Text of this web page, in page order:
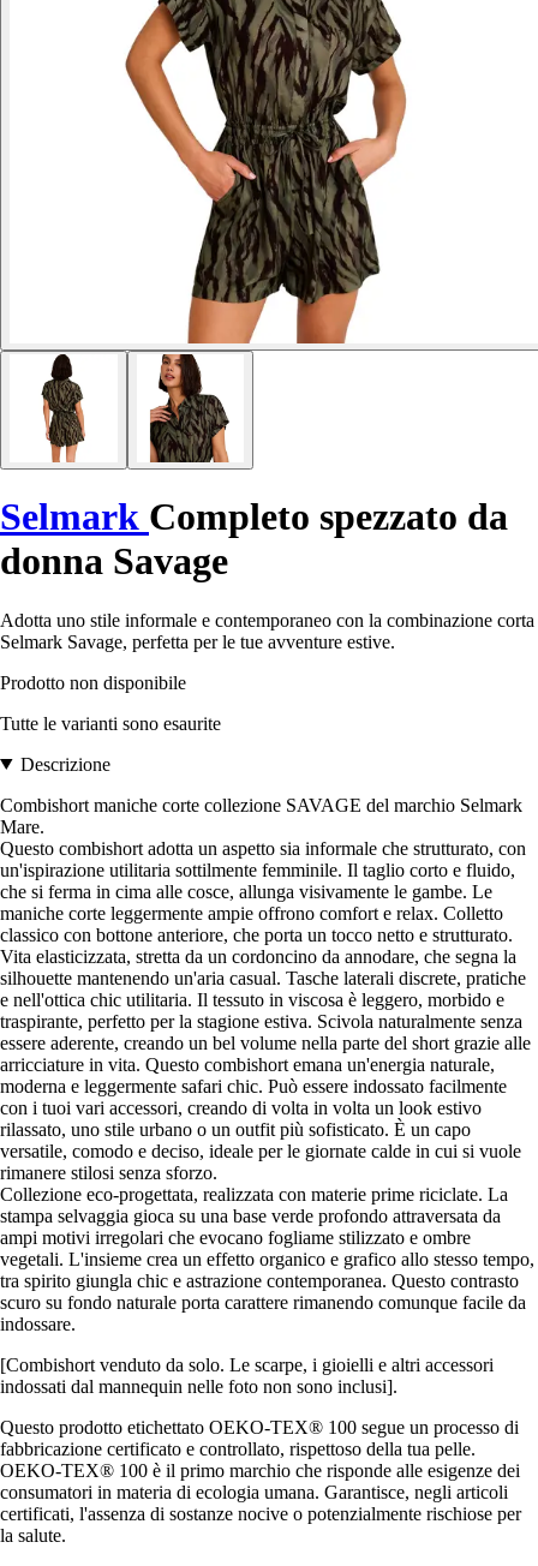
Selmark Completo spezzato da
donna Savage
Adotta uno stile informale e contemporaneo con la combinazione corta
Selmark Savage, perfetta per le tue avventure estive.
Prodotto non disponibile
Tutte le varianti sono esaurite
Descrizione
Combishort maniche corte collezione SAVAGE del marchio Selmark
Mare.
Questo combishort adotta un aspetto sia informale che strutturato, con
un'ispirazione utilitaria sottilmente femminile. Il taglio corto e fluido,
che si ferma in cima alle cosce, allunga visivamente le gambe. Le
maniche corte leggermente ampie offrono comfort e relax. Colletto
classico con bottone anteriore, che porta un tocco netto e strutturato.
Vita elasticizzata, stretta da un cordoncino da annodare, che segna la
silhouette mantenendo un'aria casual. Tasche laterali discrete, pratiche
e nell'ottica chic utilitaria. Il tessuto in viscosa è leggero, morbido e
traspirante, perfetto per la stagione estiva. Scivola naturalmente senza
essere aderente, creando un bel volume nella parte del short grazie alle
arricciature in vita. Questo combishort emana un'energia naturale,
moderna e leggermente safari chic. Può essere indossato facilmente
con i tuoi vari accessori, creando di volta in volta un look estivo
rilassato, uno stile urbano o un outfit più sofisticato. È un capo
versatile, comodo e deciso, ideale per le giornate calde in cui si vuole
rimanere stilosi senza sforzo.
Collezione eco-progettata, realizzata con materie prime riciclate. La
stampa selvaggia gioca su una base verde profondo attraversata da
ampi motivi irregolari che evocano fogliame stilizzato e ombre
vegetali. L'insieme crea un effetto organico e grafico allo stesso tempo,
tra spirito giungla chic e astrazione contemporanea. Questo contrasto
scuro su fondo naturale porta carattere rimanendo comunque facile da
indossare.
[Combishort venduto da solo. Le scarpe, i gioielli e altri accessori
indossati dal mannequin nelle foto non sono inclusi].
Questo prodotto etichettato OEKO-TEX® 100 segue un processo di
fabbricazione certificato e controllato, rispettoso della tua pelle.
OEKO-TEX® 100 è il primo marchio che risponde alle esigenze dei
consumatori in materia di ecologia umana. Garantisce, negli articoli
certificati, l'assenza di sostanze nocive o potenzialmente rischiose per
la salute.